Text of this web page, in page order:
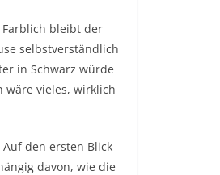
bleibt der
selbstverständlich
in Schwarz würde
wäre vieles, wirklich
den ersten Blick
davon, wie die